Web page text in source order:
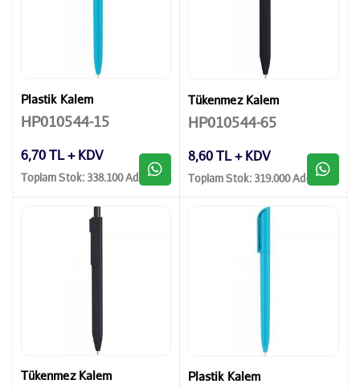
Plastik Kalem
HP010544-15
6,70 TL + KDV
Toplam Stok: 338.100 Adet
Tükenmez Kalem
HP010544-65
8,60 TL + KDV
Toplam Stok: 319.000 Adet
Tükenmez Kalem Plastik Kalem